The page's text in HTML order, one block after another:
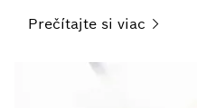
Prečítajte si viac